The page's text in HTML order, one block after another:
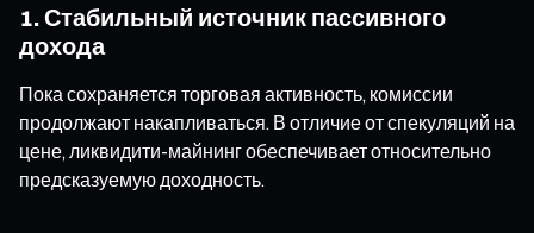
1. Стабильный источник пассивного
дохода
Пока сохраняется торговая активность, комиссии
продолжают накапливаться. В отличие от спекуляций на
цене, ликвидити-майнинг обеспечивает относительно
предсказуемую доходность.